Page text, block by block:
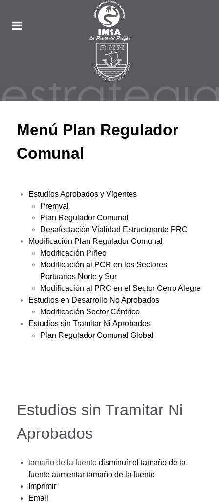
Menú Plan Regulador
Comunal
Estudios Aprobados y Vigentes
Premval
Plan Regulador Comunal
Desafectación Vialidad Estructurante PRC
Modificación Plan Regulador Comunal
Modificación Piñeo
Modificación al PCR en los Sectores
Portuarios Norte y Sur
Modificación al PRC en el Sector Cerro Alegre
Estudios en Desarrollo No Aprobados
Modificación Sector Céntrico
Estudios sin Tramitar Ni Aprobados
Plan Regulador Comunal Global
Estudios sin Tramitar Ni
Aprobados
tamaño de la fuente disminuir el tamaño de la
fuente aumentar tamaño de la fuente
Imprimir
Email